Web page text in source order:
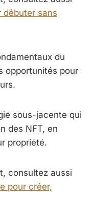
débuter sans
du
opportunités pour
sous-jacente qui
des NFT, en
propriété.
consultez aussi
pour créer,